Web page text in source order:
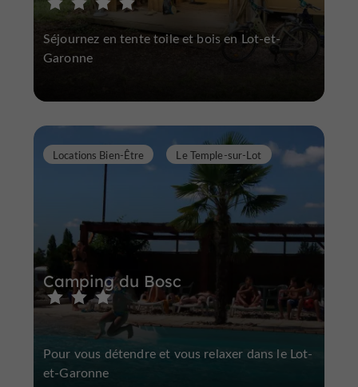
Séjournez en tente toile et bois en Lot-et-
Garonne
Camping du Bosc
Locations Bien-Être Le Temple-sur-Lot
Pour vous détendre et vous relaxer dans le Lot-
et-Garonne